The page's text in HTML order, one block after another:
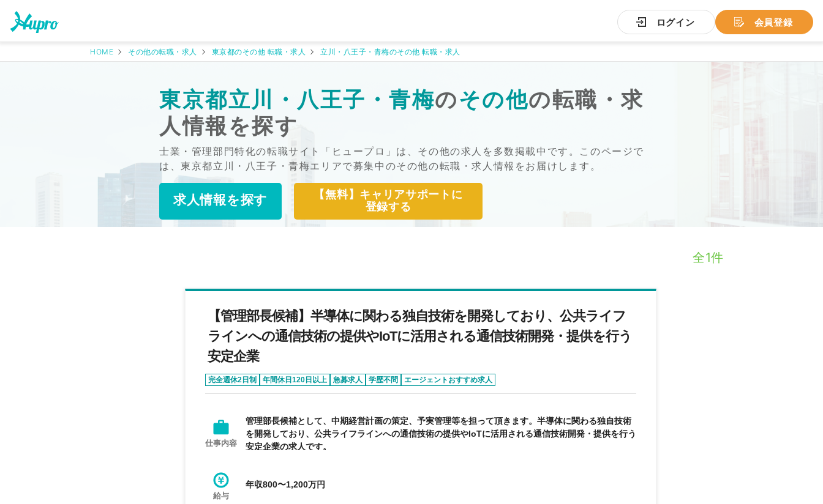
ログイン 会員登録
HOME その他の転職・求人 東京都のその他 転職・求人 立川・八王子・青梅のその他 転職・求人
東京都立川・八王子・青梅のその他の転職・求
人情報を探す
士業・管理部門特化の転職サイト「ヒュープロ」は、その他の求人を多数掲載中です。このページで
は、東京都立川・八王子・青梅エリアで募集中のその他の転職・求人情報をお届けします。
求人情報を探す
【無料】キャリアサポートに
登録する
全1件
【管理部長候補】半導体に関わる独自技術を開発しており、公共ライフ
ラインへの通信技術の提供やIoTに活用される通信技術開発・提供を行う
安定企業
完全週休2日制 年間休日120日以上 急募求人 学歴不問 エージェントおすすめ求人
仕事内容
管理部長候補として、中期経営計画の策定、予実管理等を担って頂きます。半導体に関わる独自技術
を開発しており、公共ライフラインへの通信技術の提供やIoTに活用される通信技術開発・提供を行う
安定企業の求人です。
給与
年収800〜1,200万円